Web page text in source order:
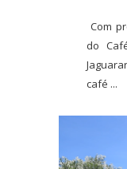
Com
do
café ...